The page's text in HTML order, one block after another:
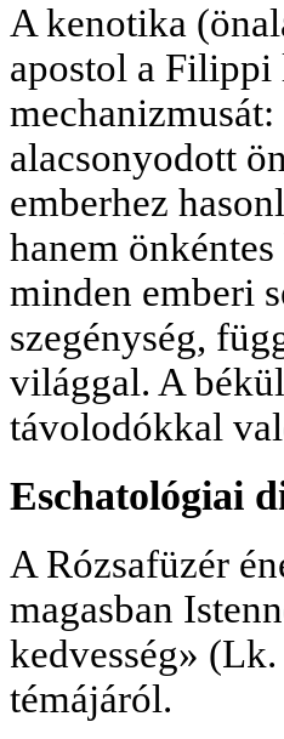
A kenotika
apostol a Filippi
alacsonyodott
emberhez
hanem
minden emberi
szegénység,
világgal. A
távolodókkal
Eschatológiai
A Rózsafüzér
magasban
kedvesség»
témájáról.